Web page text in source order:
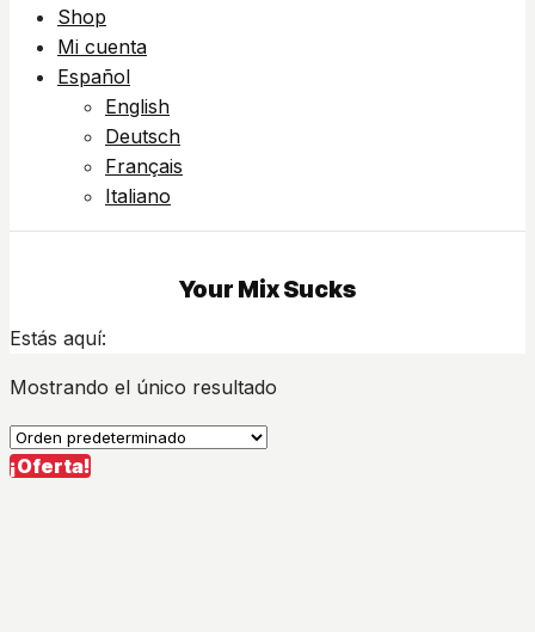
Shop
Mi cuenta
Español
English
Deutsch
Français
Italiano
Your Mix Sucks
Estás aquí:
Mostrando el único resultado
¡Oferta!